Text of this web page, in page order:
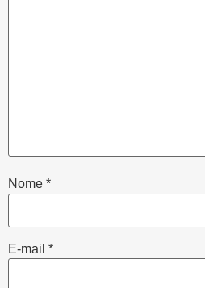
Nome *
E-mail *